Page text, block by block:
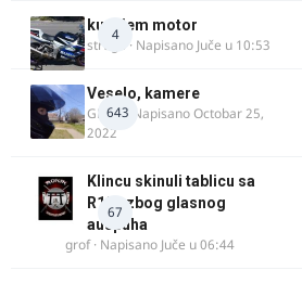
4
kupujem motor
strugo · Napisano Juče u 10:53
643
Veselo, kamere
GR 46· NapisanoOctobar 25,
2022
67
Klincu skinuli tablicu sa
R125 zbog glasnog
auspuha
grof· Napisano Juče u 06:44